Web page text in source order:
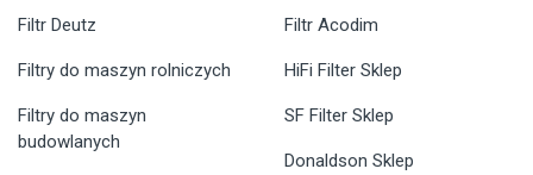
Filtr Deutz Filtr Acodim
Filtry do maszyn rolniczych
Filtry do maszyn
budowlanych
HiFi Filter Sklep
SF Filter Sklep
Donaldson Sklep